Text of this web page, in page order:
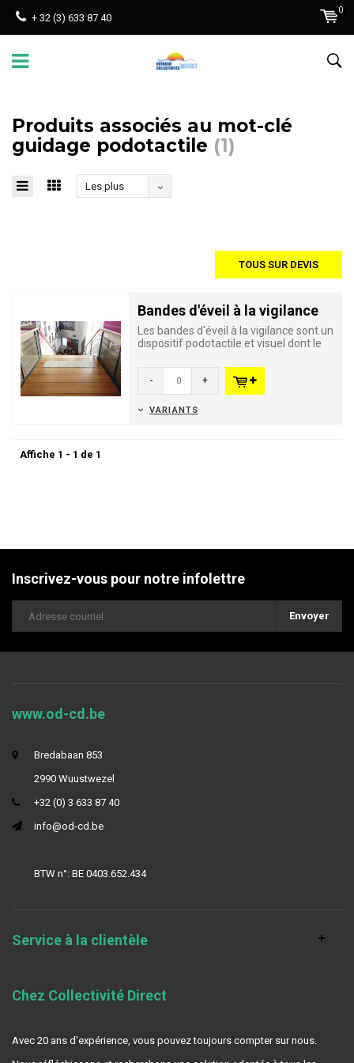
+ 32 (3) 633 87 40
0
Produits associés au mot-clé
guidage podotactile (1)
Les plus
TOUS SUR DEVIS
Bandes d'éveil à la vigilance
Les bandes d'éveil à la vigilance sont un
dispositif podotactile et visuel dont le
- +
VARIANTS
Affiche 1 - 1 de 1
Inscrivez-vous pour notre infolettre
Envoyer
www.od-cd.be
Bredabaan 853
2990 Wuustwezel
+32 (0) 3 633 87 40
info@od-cd.be
BTW n°: BE 0403.652.434
Service à la clientèle
Chez Collectivité Direct
Avec 20 ans d'expérience, vous pouvez toujours compter sur nous.